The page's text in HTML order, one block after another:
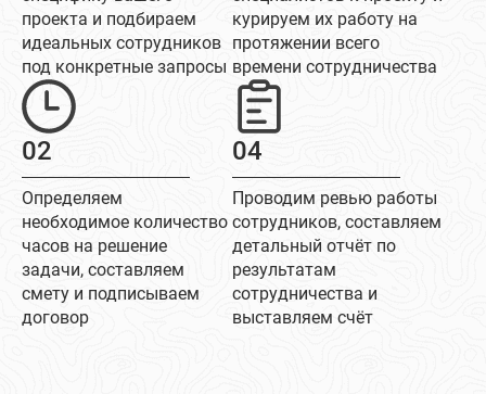
проекта и подбираем
идеальных сотрудников
под конкретные запросы
курируем их работу на
протяжении всего
времени сотрудничества
02
Определяем
необходимое количество
часов на решение
задачи, составляем
смету и подписываем
договор
04
Проводим ревью работы
сотрудников, составляем
детальный отчёт по
результатам
сотрудничества и
выставляем счёт